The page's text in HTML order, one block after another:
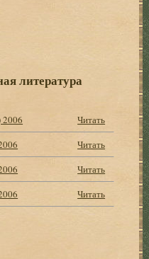
литература
Читать
Читать
Читать
Читать